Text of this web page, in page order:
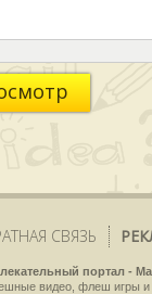
СВЯЗЬ
портал -
видео, флеш игры и